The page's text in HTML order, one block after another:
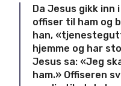
Da Jesus gikk inn
offiser til ham og
han,
hjemme og har
Jesus sa: «Jeg
ham.» Offiseren